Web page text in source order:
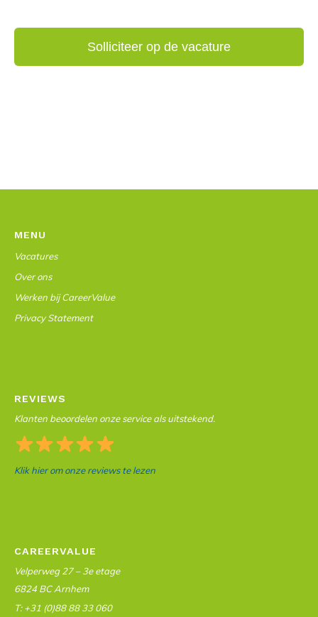
MENU
Vacatures
Over ons
Werken bij CareerValue
Privacy Statement
REVIEWS
Klanten beoordelen onze service als uitstekend.
Klik hier om onze reviews te lezen
CAREERVALUE
Velperweg 27 – 3e etage
6824 BC Arnhem
T: +31 (0)88 88 33 060